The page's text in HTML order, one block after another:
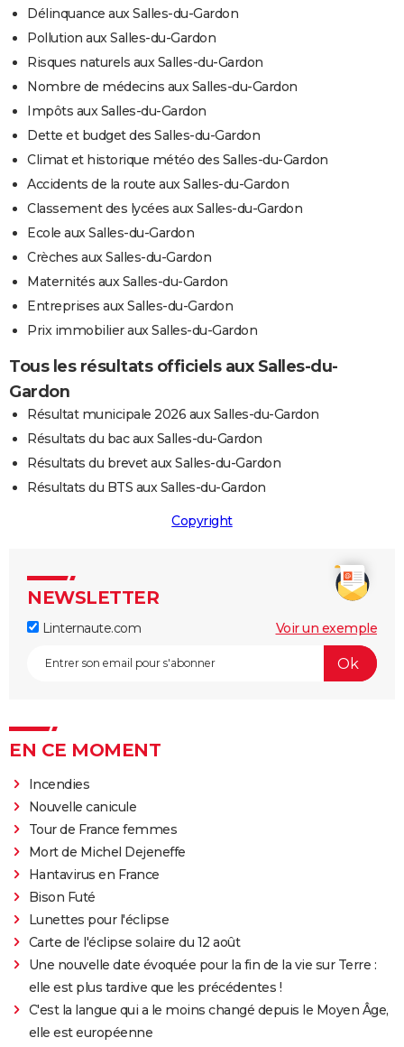
Délinquance aux Salles-du-Gardon
Pollution aux Salles-du-Gardon
Risques naturels aux Salles-du-Gardon
Nombre de médecins aux Salles-du-Gardon
Impôts aux Salles-du-Gardon
Dette et budget des Salles-du-Gardon
Climat et historique météo des Salles-du-Gardon
Accidents de la route aux Salles-du-Gardon
Classement des lycées aux Salles-du-Gardon
Ecole aux Salles-du-Gardon
Crèches aux Salles-du-Gardon
Maternités aux Salles-du-Gardon
Entreprises aux Salles-du-Gardon
Prix immobilier aux Salles-du-Gardon
Tous les résultats officiels aux Salles-du-
Gardon
Résultat municipale 2026 aux Salles-du-Gardon
Résultats du bac aux Salles-du-Gardon
Résultats du brevet aux Salles-du-Gardon
Résultats du BTS aux Salles-du-Gardon
Copyright
NEWSLETTER
Linternaute.com Voir un exemple
EN CE MOMENT
Incendies
Nouvelle canicule
Tour de France femmes
Mort de Michel Dejeneffe
Hantavirus en France
Bison Futé
Lunettes pour l'éclipse
Carte de l'éclipse solaire du 12 août
Une nouvelle date évoquée pour la fin de la vie sur Terre :
elle est plus tardive que les précédentes !
C'est la langue qui a le moins changé depuis le Moyen Âge,
elle est européenne